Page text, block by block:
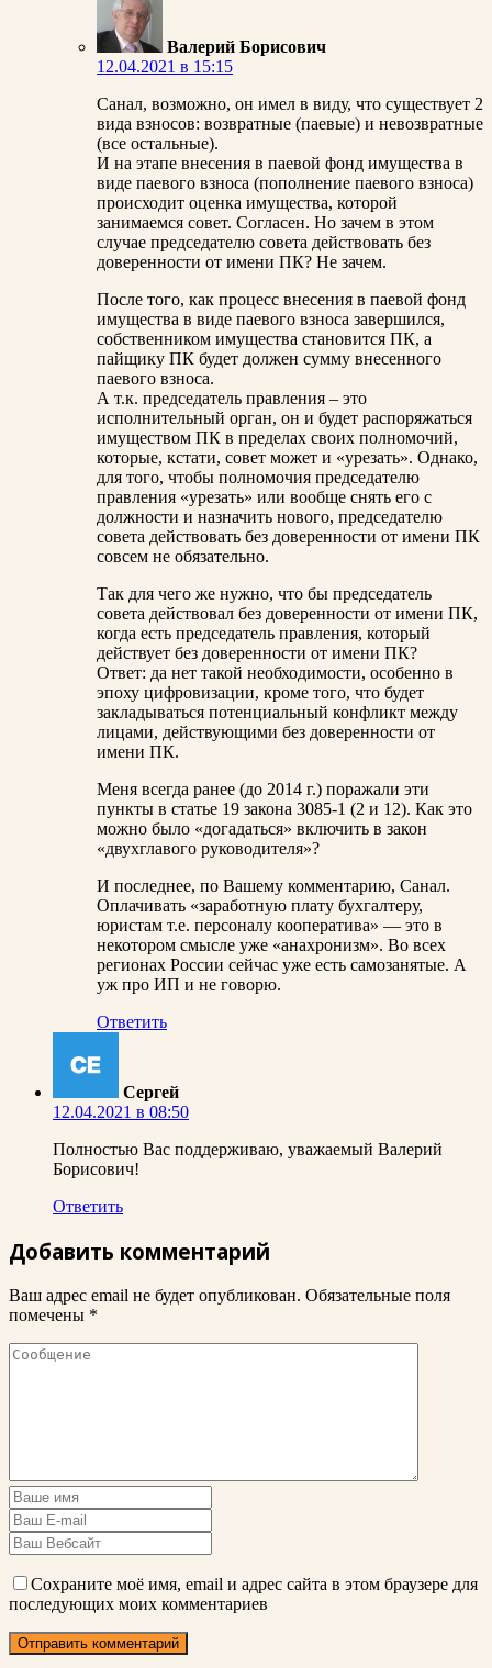
Валерий Борисович
12.04.2021 в 15:15
Санал, возможно, он имел в виду, что существует 2
вида взносов: возвратные (паевые) и невозвратные
(все остальные).
И на этапе внесения в паевой фонд имущества в
виде паевого взноса (пополнение паевого взноса)
происходит оценка имущества, которой
занимаемся совет. Согласен. Но зачем в этом
случае председателю совета действовать без
доверенности от имени ПК? Не зачем.
После того, как процесс внесения в паевой фонд
имущества в виде паевого взноса завершился,
собственником имущества становится ПК, а
пайщику ПК будет должен сумму внесенного
паевого взноса.
А т.к. председатель правления – это
исполнительный орган, он и будет распоряжаться
имуществом ПК в пределах своих полномочий,
которые, кстати, совет может и «урезать». Однако,
для того, чтобы полномочия председателю
правления «урезать» или вообще снять его с
должности и назначить нового, председателю
совета действовать без доверенности от имени ПК
совсем не обязательно.
Так для чего же нужно, что бы председатель
совета действовал без доверенности от имени ПК,
когда есть председатель правления, который
действует без доверенности от имени ПК?
Ответ: да нет такой необходимости, особенно в
эпоху цифровизации, кроме того, что будет
закладываться потенциальный конфликт между
лицами, действующими без доверенности от
имени ПК.
Меня всегда ранее (до 2014 г.) поражали эти
пункты в статье 19 закона 3085-1 (2 и 12). Как это
можно было «догадаться» включить в закон
«двухглавого руководителя»?
И последнее, по Вашему комментарию, Санал.
Оплачивать «заработную плату бухгалтеру,
юристам т.е. персоналу кооператива» — это в
некотором смысле уже «анахронизм». Во всех
регионах России сейчас уже есть самозанятые. А
уж про ИП и не говорю.
Ответить
Сергей
12.04.2021 в 08:50
Полностью Вас поддерживаю, уважаемый Валерий
Борисович!
Ответить
Добавить комментарий
Ваш адрес email не будет опубликован. Обязательные поля
помечены *
Сохраните моё имя, email и адрес сайта в этом браузере для
последующих моих комментариев